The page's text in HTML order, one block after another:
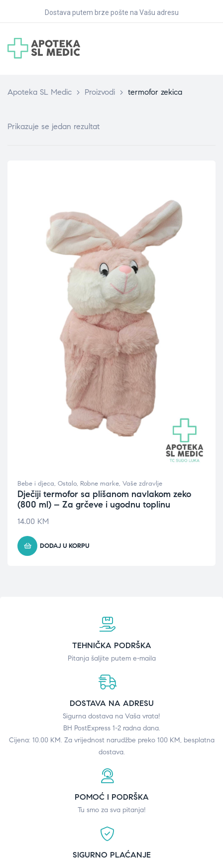
Dostava putem brze pošte na Vašu adresu
Apoteka SL Medic > Proizvodi > termofor zekica
Prikazuje se jedan rezultat
Bebe i djeca, Ostalo, Robne marke, Vaše zdravlje
Dječiji termofor sa plišanom navlakom zeko
(800 ml) – Za grčeve i ugodnu toplinu
14.00 KM
DODAJ U KORPU
TEHNIČKA PODRŠKA
Pitanja šaljite putem e-maila
DOSTAVA NA ADRESU
Sigurna dostava na Vaša vrata!
BH PostExpress 1-2 radna dana.
Cijena: 10.00 KM. Za vrijednost narudžbe preko 100 KM, besplatna
dostava.
POMOĆ I PODRŠKA
Tu smo za sva pitanja!
SIGURNO PLAĆANJE